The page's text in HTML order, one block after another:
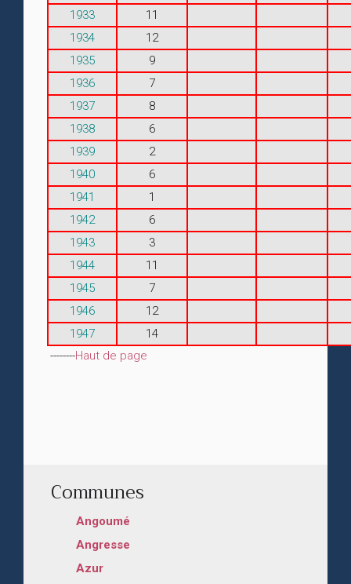
Communes
Angoumé
Angresse
Azur
1933
11
1934
12
1935
9
1936
7
1937
8
1938
6
1939
2
1940
6
1941
1
1942
6
1943
3
1944
11
1945
7
1946
12
1947
14
--------Haut de page